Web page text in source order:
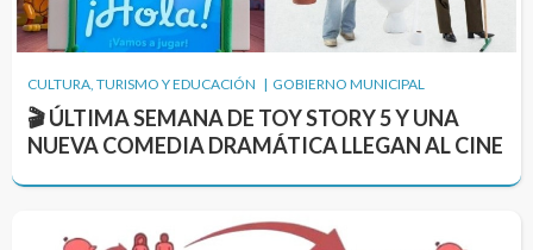
CULTURA, TURISMO Y EDUCACIÓN | GOBIERNO MUNICIPAL
🎬 ÚLTIMA SEMANA DE TOY STORY 5 Y UNA
NUEVA COMEDIA DRAMÁTICA LLEGAN AL CINE